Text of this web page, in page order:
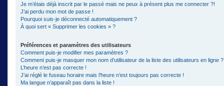
Je m’étais déjà inscrit par le passé mais ne peux à présent plus me connecter ?!
J’ai perdu mon mot de passe !
Pourquoi suis-je déconnecté automatiquement ?
À quoi sert « Supprimer les cookies » ?
Préférences et paramètres des utilisateurs
Comment puis-je modifier mes paramètres ?
Comment puis-je masquer mon nom d’utilisateur de la liste des utilisateurs en ligne ?
L’heure n’est pas correcte !
J’ai réglé le fuseau horaire mais l’heure n’est toujours pas correcte !
Ma langue n’apparaît pas dans la liste !